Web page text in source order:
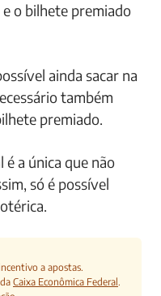
o bilhete premiado
ainda sacar na
também
premiado.
a única que não
só é possível
a apostas.
Caixa Econômica Federal.